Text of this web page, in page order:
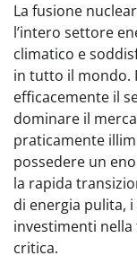
La fusione
l’intero settore
climatico e
in tutto il mondo.
efficacemente il
dominare il
praticamente
possedere un
la rapida
di energia pulita,
investimenti
critica.